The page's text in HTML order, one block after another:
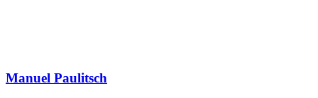
Manuel Paulitsch